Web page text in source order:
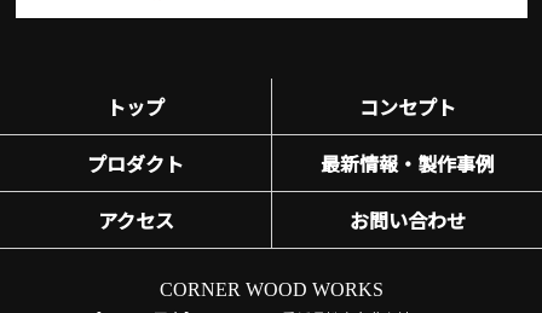
トップ
コンセプト
プロダクト
最新情報・製作事例
アクセス
お問い合わせ
CORNER WOOD WORKS